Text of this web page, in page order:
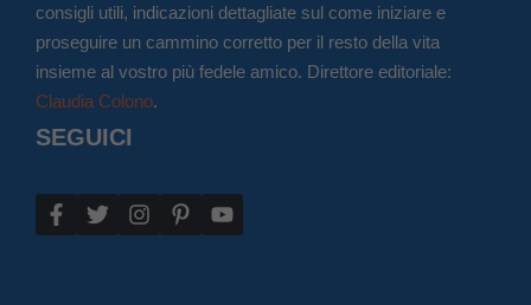
consigli utili, indicazioni dettagliate sul come iniziare e
proseguire un cammino corretto per il resto della vita
insieme al vostro più fedele amico. Direttore editoriale:
Claudia Colono.
SEGUICI